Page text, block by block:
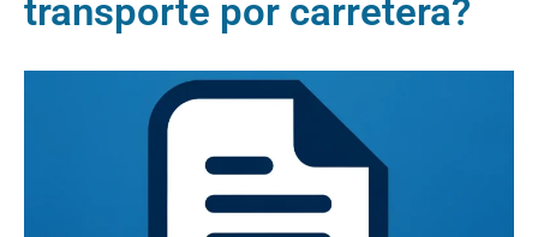
transporte por carretera?